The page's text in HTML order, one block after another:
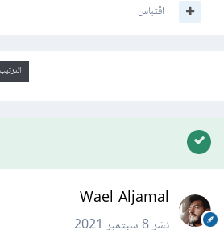
اقتباس
Wael Aljamal